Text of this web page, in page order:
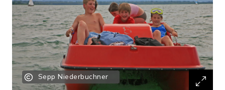
Sepp Niederbuchner